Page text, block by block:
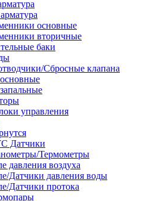
основные
вторичные
баки
Сбросные клапана
управления
Датчики
Термометры
давления воздуха
Датчики давления воды
Датчики протока